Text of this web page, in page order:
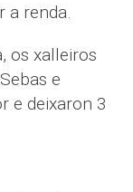
a renda.
os xalleiros
e
e deixaron 3